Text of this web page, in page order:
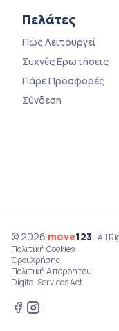
Πελάτες
Πώς Λειτουργεί
Συχνές Ερωτήσεις
Πάρε Προσφορές
Σύνδεση
© 2026 move123 · All
Πολιτική Cookies
Όροι Χρήσης
Πολιτική Απορρήτου
Digital Services Act